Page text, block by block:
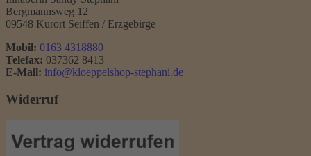
Bergmannsweg 12
09548 Kurort Seiffen / Erzgebirge
Mobil: 0163 4318880
Telefax: 037362 8413
E-Mail: info@kloeppelshop-stephani.de
Widerruf